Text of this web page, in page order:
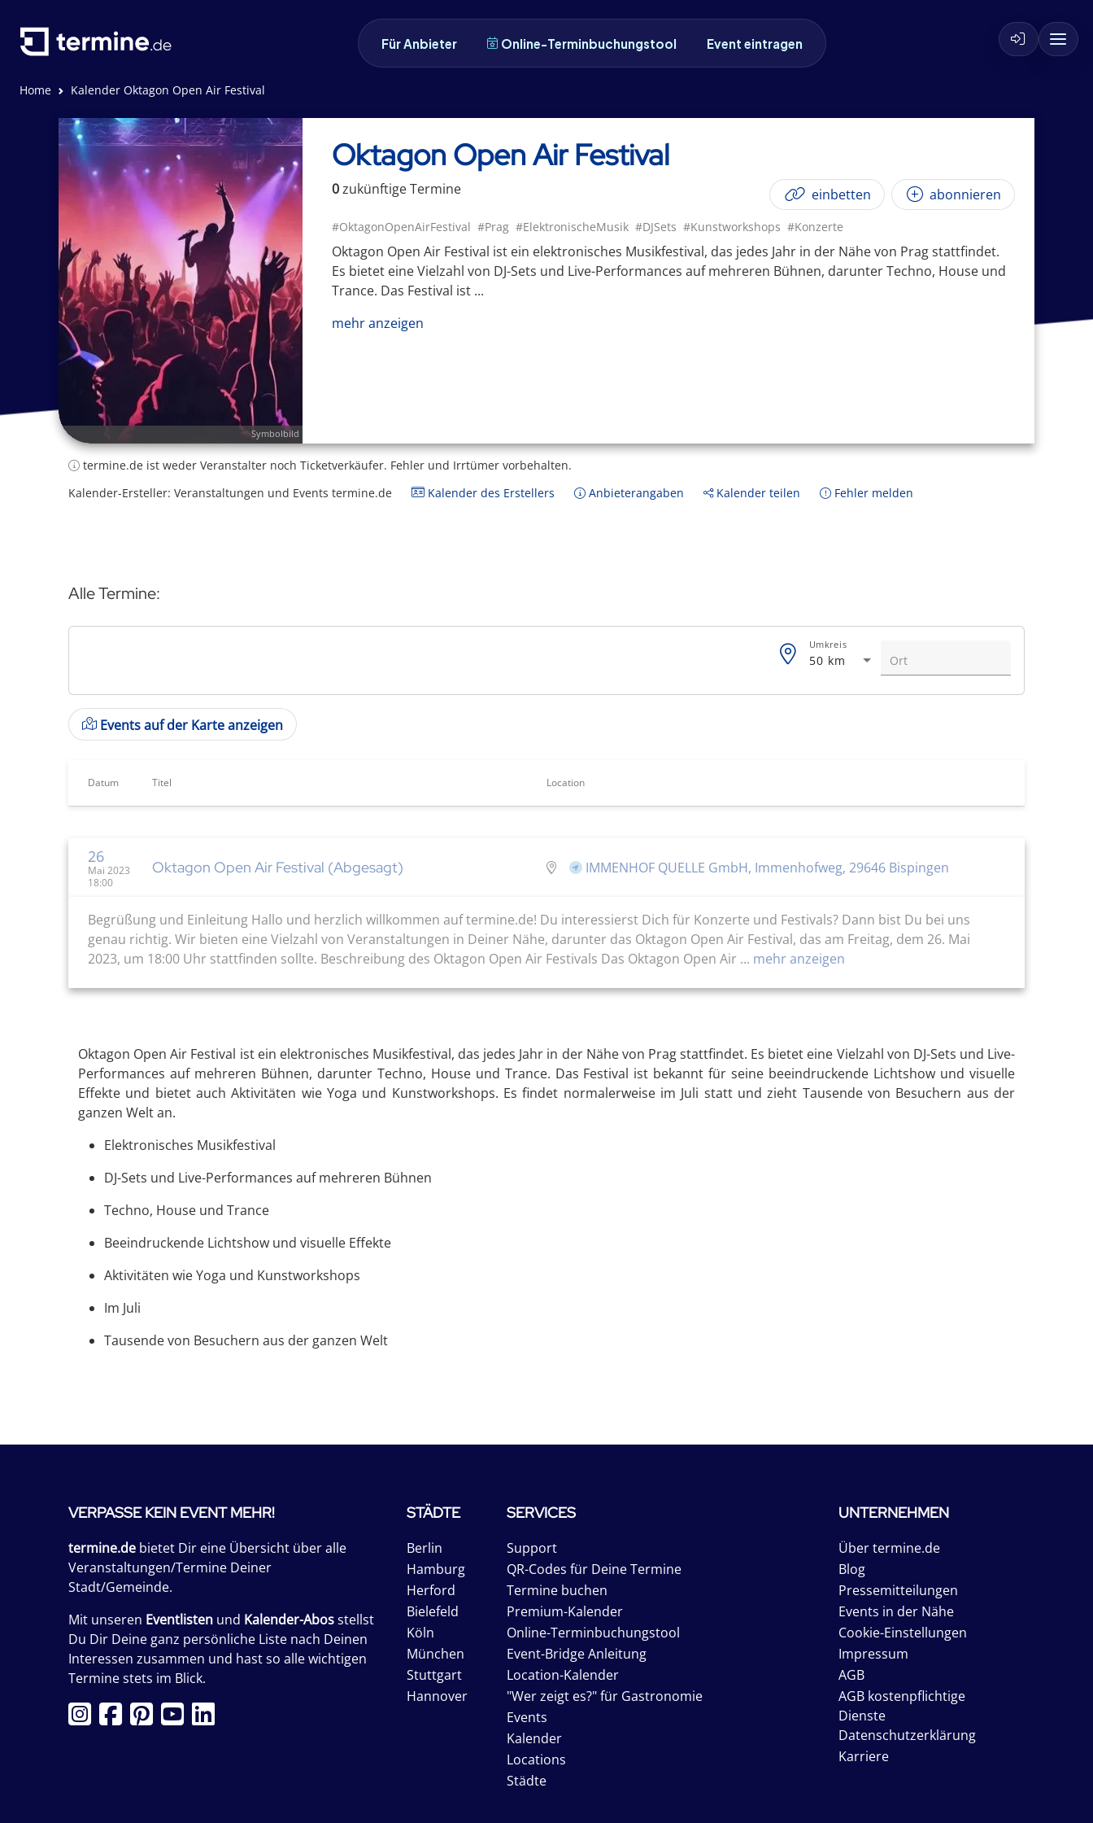
Für Anbieter Online-Terminbuchungstool Event eintragen
Home Kalender Oktagon Open Air Festival
Symbolbild
Oktagon Open Air Festival
0zukünftigeTermine einbetten abonnieren
#OktagonOpenAirFestival #Prag #ElektronischeMusik #DJSets #Kunstworkshops #Konzerte
Oktagon Open Air Festival ist ein elektronisches Musikfestival, das jedes Jahr in der Nähe von Prag stattfindet.
Es bietet eine Vielzahl von DJ-Sets und Live-Performances auf mehreren Bühnen, darunter Techno, House und
Trance. Das Festival ist ...
mehr anzeigen
termine.de ist weder Veranstalter noch Ticketverkäufer. Fehler und Irrtümer vorbehalten.
Kalender-Ersteller: Veranstaltungen und Events termine.de
Kalender des Erstellers Anbieterangaben Kalender teilen Fehler melden
Alle Termine:
50 km
Umkreis
Events auf der Karte anzeigen
Datum Titel Location
26
Mai 2023
18:00
Oktagon Open Air Festival (Abgesagt) IMMENHOF QUELLE GmbH, Immenhofweg, 29646 Bispingen
Begrüßung und Einleitung Hallo und herzlich willkommen auf termine.de! Du interessierst Dich für Konzerte und Festivals? Dann bist Du bei uns
genau richtig. Wir bieten eine Vielzahl von Veranstaltungen in Deiner Nähe, darunter das Oktagon Open Air Festival, das am Freitag, dem 26. Mai
2023, um 18:00 Uhr stattfinden sollte. Beschreibung des Oktagon Open Air Festivals Das Oktagon Open Air ... mehr anzeigen
Oktagon Open Air Festival ist ein elektronisches Musikfestival, das jedes Jahr in der Nähe von Prag stattfindet. Es bietet eine Vielzahl von DJ-Sets und Live-
Performances auf mehreren Bühnen, darunter Techno, House und Trance. Das Festival ist bekannt für seine beeindruckende Lichtshow und visuelle
Effekte und bietet auch Aktivitäten wie Yoga und Kunstworkshops. Es findet normalerweise im Juli statt und zieht Tausende von Besuchern aus der
ganzen Welt an.
Elektronisches Musikfestival
DJ-Sets und Live-Performances auf mehreren Bühnen
Techno, House und Trance
Beeindruckende Lichtshow und visuelle Effekte
Aktivitäten wie Yoga und Kunstworkshops
Im Juli
Tausende von Besuchern aus der ganzen Welt
VERPASSE KEIN EVENT MEHR!
termine.de bietet Dir eine Übersicht über alle
Veranstaltungen/Termine Deiner
Stadt/Gemeinde.
Mit unseren Eventlisten und Kalender-Abosstellst
Du Dir Deine ganz persönliche Liste nach Deinen
Interessen zusammen und hast so alle wichtigen
Termine stets im Blick.
STÄDTE
Berlin
Hamburg
Herford
Bielefeld
Köln
München
Stuttgart
Hannover
SERVICES
Support
QR-Codes für Deine Termine
Termine buchen
Premium-Kalender
Online-Terminbuchungstool
Event-Bridge Anleitung
Location-Kalender
"Wer zeigt es?" für Gastronomie
Events
Kalender
Locations
Städte
UNTERNEHMEN
Über termine.de
Blog
Pressemitteilungen
Events in der Nähe
Cookie-Einstellungen
Impressum
AGB
AGB kostenpflichtige
Dienste
Datenschutzerklärung
Karriere